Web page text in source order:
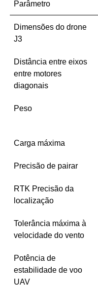
Parâmetro
Dimensões do drone
J3
Distância entre eixos
entre motores
diagonais
Peso
Carga máxima
Precisão de pairar
RTK Precisão da
localização
Tolerância máxima à
velocidade do vento
Potência de
estabilidade de voo
UAV